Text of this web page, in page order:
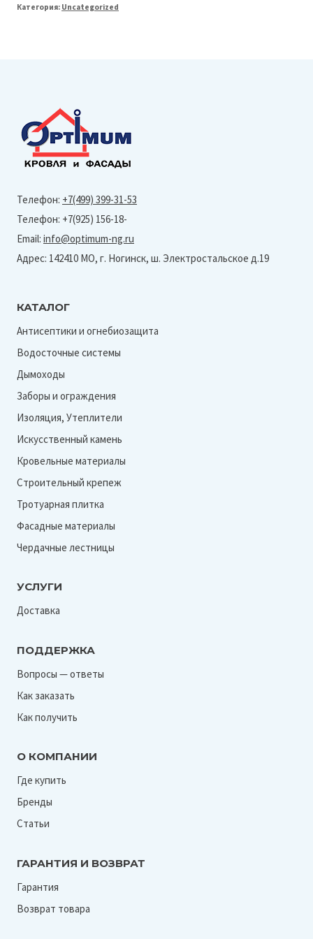
Line
L=3м
(Granite-
Ral
Категория: Uncategorized
Телефон: +7(499) 399-31-53
Телефон: +7(925) 156-18-
Email: info@optimum-ng.ru
Адрес: 142410 МО, г. Ногинск, ш. Электростальское д.19
КАТАЛОГ
Антисептики и огнебиозащита
Водосточные системы
Дымоходы
Заборы и ограждения
Изоляция, Утеплители
Искусственный камень
Кровельные материалы
Строительный крепеж
Тротуарная плитка
Фасадные материалы
Чердачные лестницы
УСЛУГИ
Доставка
ПОДДЕРЖКА
Вопросы — ответы
Как заказать
Как получить
О КОМПАНИИ
Где купить
Бренды
Статьи
ГАРАНТИЯ И ВОЗВРАТ
Гарантия
Возврат товара